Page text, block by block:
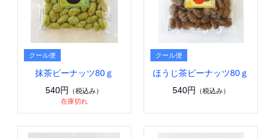
抹茶ピーナッツ80ｇ
540円
（税込み）
在庫切れ
ほうじ茶ピーナッツ80ｇ
540円
（税込み）